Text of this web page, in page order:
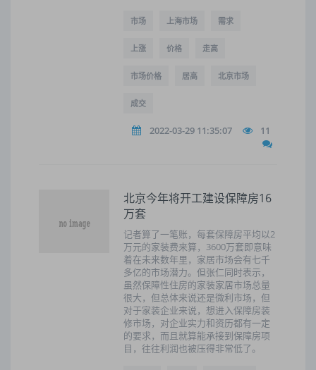
市场 上海市场 需求
上涨 价格 走高
市场价格 居高 北京市场
成交
2022-03-29 11:35:07 11
北京今年将开工建设保障房16
万套
记者算了一笔账，每套保障房平均以2
万元的家装费来算，3600万套即意味
着在未来数年里，家居市场会有七千
多亿的市场潜力。但张仁同时表示，
虽然保障性住房的家装家居市场总量
很大，但总体来说还是微利市场，但
对于家装企业来说，想进入保障房装
修市场，对企业实力和资历都有一定
的要求，而且就算能承接到保障房项
目，往往利润也被压得非常低了。